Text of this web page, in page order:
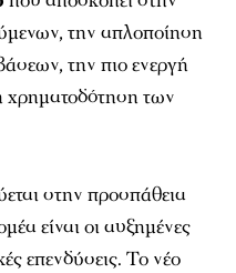
την απλοποίηση
την πιο ενεργή
χρηματοδότηση των
στην προσπάθεια
είναι οι αυξημένες
επενδύσεις. Το νέο